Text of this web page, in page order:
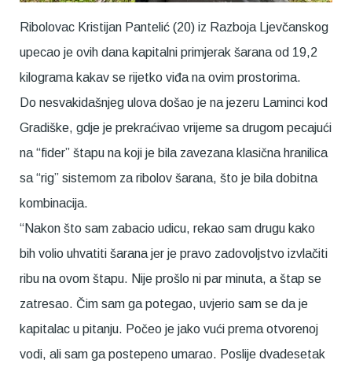
Ribolovac Kristijan Pantelić (20) iz Razboja Ljevčanskog
upecao je ovih dana kapitalni primjerak šarana od 19,2
kilograma kakav se rijetko viđa na ovim prostorima.
Do nesvakidašnjeg ulova došao je na jezeru Laminci kod
Gradiške, gdje je prekraćivao vrijeme sa drugom pecajući
na “fider” štapu na koji je bila zavezana klasična hranilica
sa “rig” sistemom za ribolov šarana, što je bila dobitna
kombinacija.
“Nakon što sam zabacio udicu, rekao sam drugu kako
bih volio uhvatiti šarana jer je pravo zadovoljstvo izvlačiti
ribu na ovom štapu. Nije prošlo ni par minuta, a štap se
zatresao. Čim sam ga potegao, uvjerio sam se da je
kapitalac u pitanju. Počeo je jako vući prema otvorenoj
vodi, ali sam ga postepeno umarao. Poslije dvadesetak